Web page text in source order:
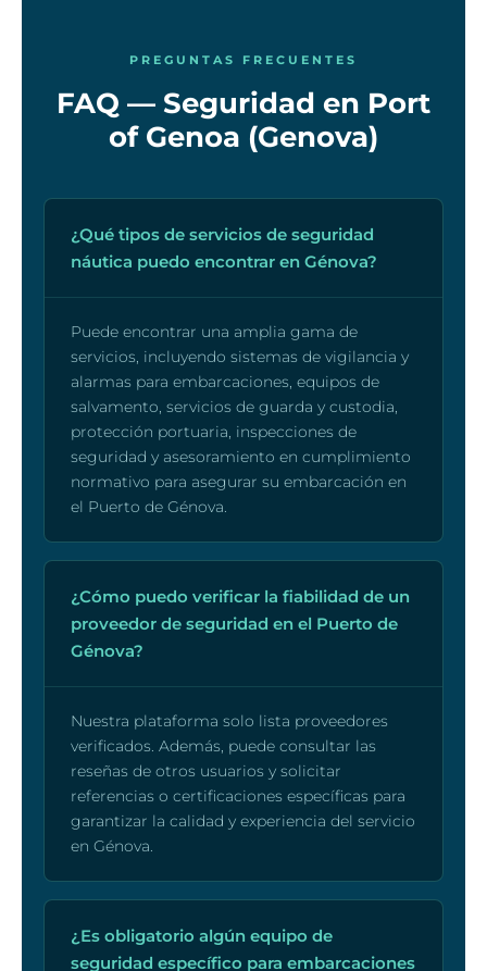
PREGUNTAS FRECUENTES
FAQ — Seguridad en Port
of Genoa (Genova)
¿Qué tipos de servicios de seguridad
náutica puedo encontrar en Génova?
Puede encontrar una amplia gama de
servicios, incluyendo sistemas de vigilancia y
alarmas para embarcaciones, equipos de
salvamento, servicios de guarda y custodia,
protección portuaria, inspecciones de
seguridad y asesoramiento en cumplimiento
normativo para asegurar su embarcación en
el Puerto de Génova.
¿Cómo puedo verificar la fiabilidad de un
proveedor de seguridad en el Puerto de
Génova?
Nuestra plataforma solo lista proveedores
verificados. Además, puede consultar las
reseñas de otros usuarios y solicitar
referencias o certificaciones específicas para
garantizar la calidad y experiencia del servicio
en Génova.
¿Es obligatorio algún equipo de
seguridad específico para embarcaciones